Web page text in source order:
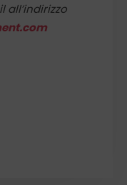
all’indirizzo